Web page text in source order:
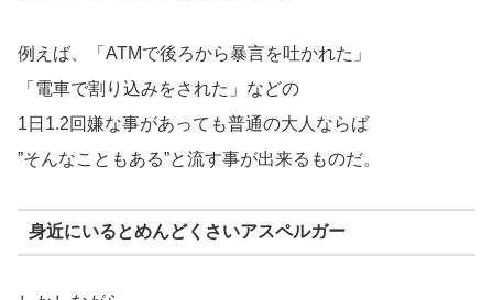
例えば、「ATMで後ろから暴言を吐かれた」
「電車で割り込みをされた」などの
1日1.2回嫌な事があっても普通の大人ならば
”そんなこともある”と流す事が出来るものだ。
身近にいるとめんどくさいアスペルガー